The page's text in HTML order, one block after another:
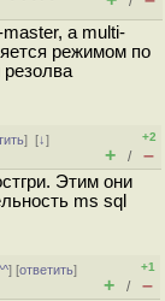
а multi-
режимом по
][↓]
+2
+ / –
Этим они
ms sql
] [ответить]
+1
+ / –